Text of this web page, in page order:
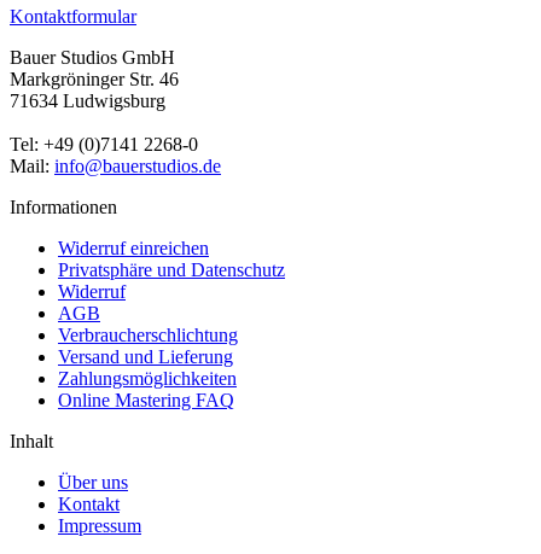
Kontaktformular
Bauer Studios GmbH
Markgröninger Str. 46
71634 Ludwigsburg
Tel: +49 (0)7141 2268-0
Mail: info@bauerstudios.de
Informationen
Widerruf einreichen
Privatsphäre und Datenschutz
Widerruf
AGB
Verbraucherschlichtung
Versand und Lieferung
Zahlungsmöglichkeiten
Online Mastering FAQ
Inhalt
Über uns
Kontakt
Impressum